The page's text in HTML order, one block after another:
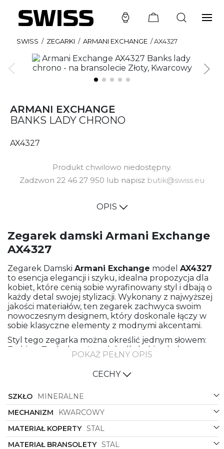
SWISS / ZEGARKI / ARMANI EXCHANGE /AX4327
ARMANI EXCHANGE
BANKS LADY CHRONO
AX4327
Produkt chwilowo niedostępny.
Zadzwon 22 46 27 950 lub napisz butik@swiss.eu
OPIS
Zegarek damski Armani Exchange
AX4327
Zegarek Damski Armani Exchange model AX4327
to esencja elegancji i szyku, idealna propozycja dla
kobiet, które cenią sobie wyrafinowany styl i dbają o
każdy detal swojej stylizacji. Wykonany z najwyższej
jakości materiałów, ten zegarek zachwyca swoim
nowoczesnym designem, który doskonale łączy w
sobie klasyczne elementy z modnymi akcentami.
Styl tego zegarka można określić jednym słowem:
Fashion. To doskonały wybór dla kobiet, które
podążają za najnowszymi trendami w świecie mody i
chcą wyrazić swoją indywidualność poprzez stylowe
dodatki. Kolekcja Lady Banks, do której należy ten
nosząc ten zegarek, każda kobieta poczuje się
wyjątkowo i pełna pewności siebie.
Materiał bransolety i koperty to stal, co gwarantuje
nie tylko trwałość i odporność na uszkodzenia, ale
także niesamowity połysk, który przyciąga wzrok i
POKAŻ PEŁNY OPIS
CECHY
SZKŁO
MINERALNE
MECHANIZM
KWARCOWY
MATERIAŁ KOPERTY STAL
MATERIAŁ BRANSOLETY STAL